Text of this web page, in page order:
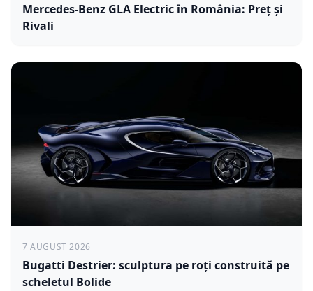
Mercedes-Benz GLA Electric în România: Preț și
Rivali
7 AUGUST 2026
Bugatti Destrier: sculptura pe roți construită pe
scheletul Bolide